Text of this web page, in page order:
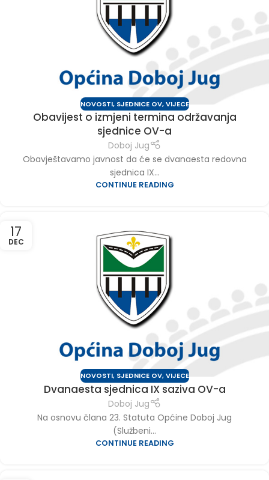
NOVOSTI, SJEDNICE OV,VIJECE
Obavijest o izmjeni termina održavanja
sjednice OV-a
Doboj Jug
Obavještavamo javnost da će se dvanaesta redovna
sjednica IX...
CONTINUE READING
17
DEC
NOVOSTI, SJEDNICE OV,VIJECE
Dvanaesta sjednica IX saziva OV-a
Doboj Jug
Na osnovu člana 23. Statuta Općine Doboj Jug
(Službeni...
CONTINUE READING